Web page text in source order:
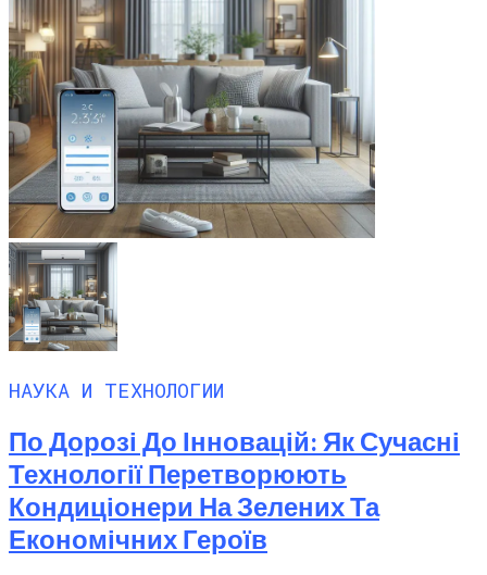
НАУКА И ТЕХНОЛОГИИ
По Дорозі До Інновацій: Як Сучасні
Технології Перетворюють
Кондиціонери На Зелених Та
Економічних Героїв